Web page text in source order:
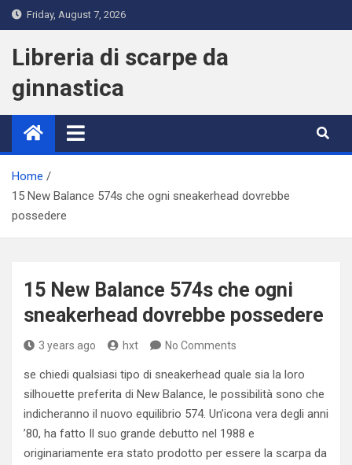
Skip
to
content
Friday, August 7, 2026
Libreria di scarpe da
ginnastica
Home
15 New Balance 574s che ogni sneakerhead dovrebbe
possedere
15 New Balance 574s che ogni
sneakerhead dovrebbe possedere
3 years ago hxt No Comments
se chiedi qualsiasi tipo di sneakerhead quale sia la loro
silhouette preferita di New Balance, le possibilità sono che
indicheranno il nuovo equilibrio 574. Un’icona vera degli anni
’80, ha fatto Il suo grande debutto nel 1988 e
originariamente era stato prodotto per essere la scarpa da